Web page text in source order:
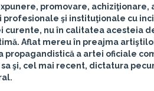
promovare,
profesionale şi instituţionale cu
nu în calitatea acesteia
Aflat mereu în preajma
a artei oficiale
şi, cel mai recent, dictatura